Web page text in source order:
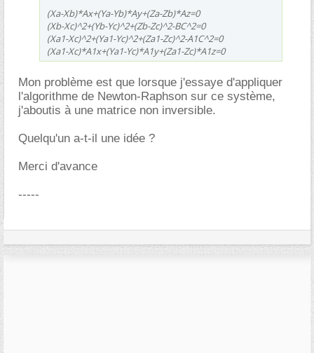
(Xa-Xb)*Ax+(Ya-Yb)*Ay+(Za-Zb)*Az=0
(Xb-Xc)^2+(Yb-Yc)^2+(Zb-Zc)^2-BC^2=0
(Xa1-Xc)^2+(Ya1-Yc)^2+(Za1-Zc)^2-A1C^2=0
(Xa1-Xc)*A1x+(Ya1-Yc)*A1y+(Za1-Zc)*A1z=0
Mon problème est que lorsque j'essaye d'appliquer
l'algorithme de Newton-Raphson sur ce système,
j'aboutis à une matrice non inversible.
Quelqu'un a-t-il une idée ?
Merci d'avance
-----